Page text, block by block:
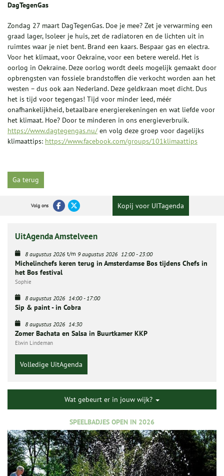
DagTegenGas
Zondag 27 maart DagTegenGas. Doe je mee? Zet je verwarming een
graad lager, Isoleer je huis, zet de radiatoren en de lichten uit in
ruimtes waar je niet bent. Brand een kaars. Bespaar gas en electra.
Voor het klimaat, voor Oekraine, voor een betere wereld. Het is
oorlog in Oekraïne. Deze oorlog wordt deels mogelijk gemaakt door
opbrengsten van fossiele brandstoffen die verkocht worden aan het
westen – dus ook aan Nederland. Deze geldkraan moet dicht. Dus
het is tijd voor tegengas! Tijd voor minder leed, méér
onafhankelijkheid, betaalbare energierekeningen en wat liefde voor
het klimaat. Hoe? Door te minderen in ons energieverbruik.
https://www.dagtegengas.nu/en volg deze groep voor dagelijks
klimaattips: https://www.facebook.com/groups/101klimaattips
Ga terug
Volg ons Kopij voor UITagenda
UitAgenda Amstelveen
8 augustus 2026 t/m 9 augustus 2026 12:00-23:00
Michelinchefs keren terug in Amsterdamse Bos tijdens Chefs in
het Bos festival
Sophie
8 augustus 2026 14:00-17:00
Sip & paint - in Cobra
8 augustus 2026 14:30
Zomer Bachata en Salsa in Buurtkamer KKP
Elwin Lindeman
Volledige UitAgenda
Wat gebeurt er in jouw wijk?
SPEELBADJES OPEN IN 2026